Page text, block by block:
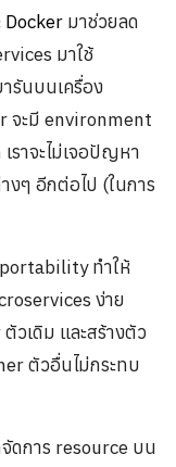
Docker มาช่วยลด
มาใช้
รันบนเครื่อง
จะมี environment
ราจะไม่เจอปัญหา
งๆ อีกต่อไป (ในการ
ทำให้
ง่าย
วเดิม และสร้างตัว
ตัวอื่นไม่กระทบ
ดการ resource บน